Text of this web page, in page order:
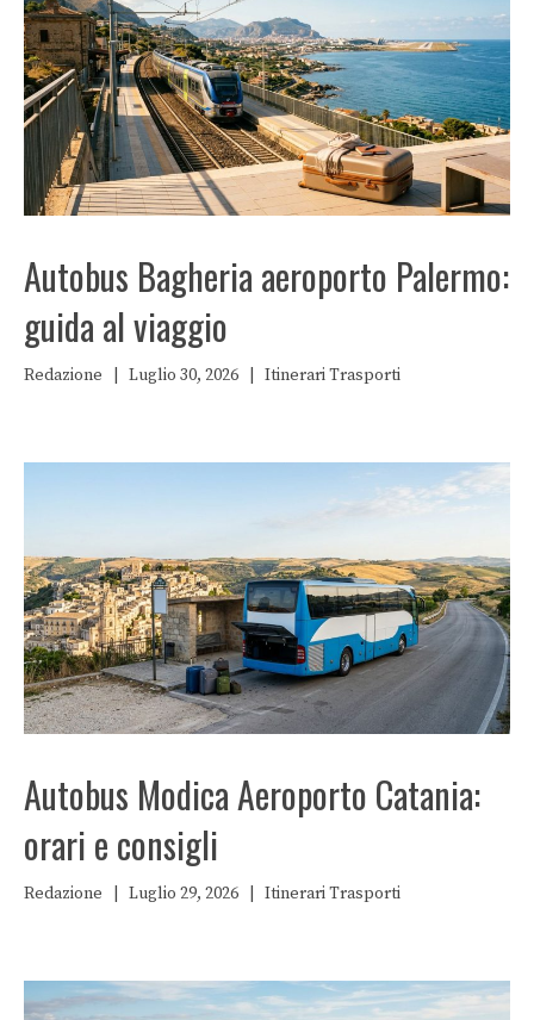
Autobus Bagheria aeroporto Palermo:
guida al viaggio
Redazione Luglio 30, 2026 ItinerariTrasporti
Autobus Modica Aeroporto Catania:
orari e consigli
Redazione Luglio 29, 2026 ItinerariTrasporti